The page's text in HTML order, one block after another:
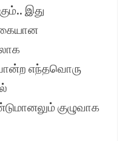
இது
எந்தவொரு
குழுவாக